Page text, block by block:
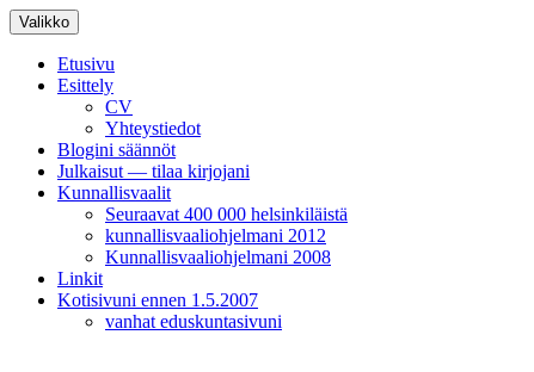
Siirry
sisältöön
Valikko
Etusivu
Esittely
CV
Yhteystiedot
Blogini säännöt
Julkaisut — tilaa kirjojani
Kunnallisvaalit
Seuraavat 400 000 helsinkiläistä
kunnallisvaaliohjelmani 2012
Kunnallisvaaliohjelmani 2008
Linkit
Kotisivuni ennen 1.5.2007
vanhat eduskuntasivuni